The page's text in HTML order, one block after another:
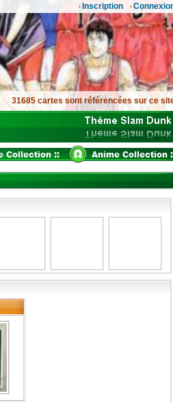
Inscription
31685 cartes sont référencées sur ce